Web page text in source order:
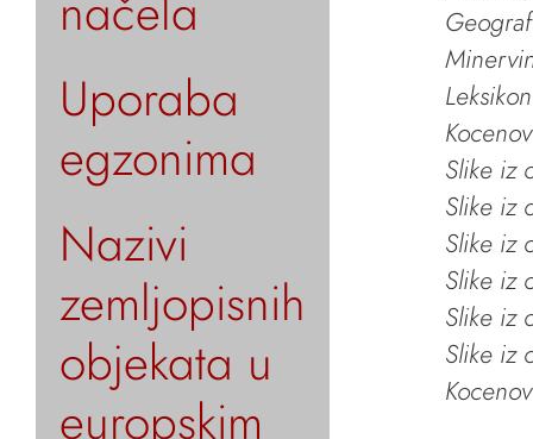
Uporaba
egzonima
Nazivi
zemljopisnih
objekata u
europskim
Slike iz
Slike iz
Slike iz
Slike iz
Slike iz
Slike iz